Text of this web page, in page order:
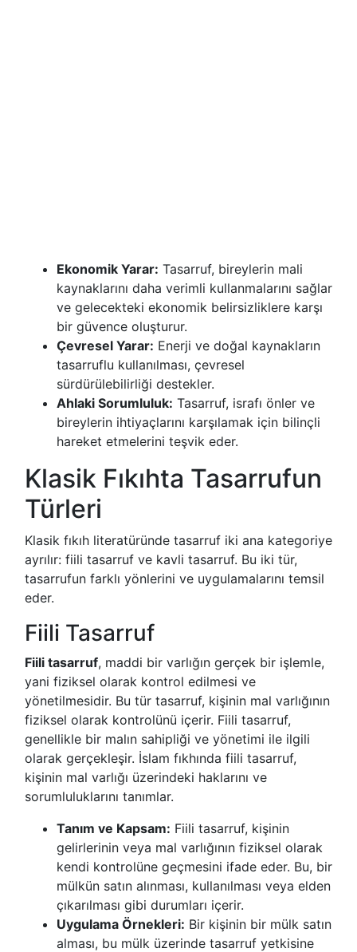
Ekonomik Yarar: Tasarruf, bireylerin mali
kaynaklarını daha verimli kullanmalarını sağlar
ve gelecekteki ekonomik belirsizliklere karşı
bir güvence oluşturur.
Çevresel Yarar: Enerji ve doğal kaynakların
tasarruflu kullanılması, çevresel
sürdürülebilirliği destekler.
Ahlaki Sorumluluk: Tasarruf, israfı önler ve
bireylerin ihtiyaçlarını karşılamak için bilinçli
hareket etmelerini teşvik eder.
Klasik Fıkıhta Tasarrufun
Türleri
Klasik fıkıh literatüründe tasarruf iki ana kategoriye
ayrılır: fiili tasarruf ve kavli tasarruf. Bu iki tür,
tasarrufun farklı yönlerini ve uygulamalarını temsil
eder.
Fiili Tasarruf
Fiili tasarruf, maddi bir varlığın gerçek bir işlemle,
yani fiziksel olarak kontrol edilmesi ve
yönetilmesidir. Bu tür tasarruf, kişinin mal varlığının
fiziksel olarak kontrolünü içerir. Fiili tasarruf,
genellikle bir malın sahipliği ve yönetimi ile ilgili
olarak gerçekleşir. İslam fıkhında fiili tasarruf,
kişinin mal varlığı üzerindeki haklarını ve
sorumluluklarını tanımlar.
Tanım ve Kapsam: Fiili tasarruf, kişinin
gelirlerinin veya mal varlığının fiziksel olarak
kendi kontrolüne geçmesini ifade eder. Bu, bir
mülkün satın alınması, kullanılması veya elden
çıkarılması gibi durumları içerir.
Uygulama Örnekleri: Bir kişinin bir mülk satın
alması, bu mülk üzerinde tasarruf yetkisine